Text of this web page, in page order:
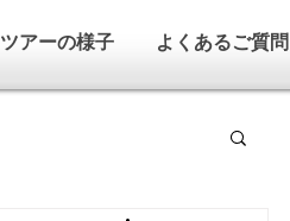
ツアーの様子 よくあるご質問